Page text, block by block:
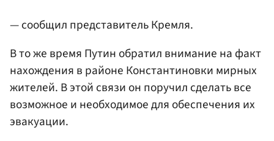
— сообщил представитель Кремля.
В то же время Путин обратил внимание на факт
нахождения в районе Константиновки мирных
жителей. В этой связи он поручил сделать все
возможное и необходимое для обеспечения их
эвакуации.